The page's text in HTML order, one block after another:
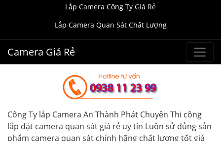
Lắp Camera Công Ty Giá Rẻ
Lắp Camera Quan Sát Chất Lượng
Camera Giá Rẻ
Công Ty lắp Camera An Thành Phát Chuyên Thi công
lắp đặt camera quan sát giá rẻ uy tín Luôn sử dủng sản
phẩm camera quan sát chính hãng chất lượng tốt giá